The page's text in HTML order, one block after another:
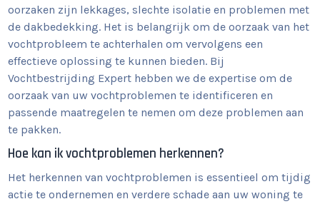
oorzaken zijn lekkages, slechte isolatie en problemen met
de dakbedekking. Het is belangrijk om de oorzaak van het
vochtprobleem te achterhalen om vervolgens een
effectieve oplossing te kunnen bieden. Bij
Vochtbestrijding Expert hebben we de expertise om de
oorzaak van uw vochtproblemen te identificeren en
passende maatregelen te nemen om deze problemen aan
te pakken.
Hoe kan ik vochtproblemen herkennen?
Het herkennen van vochtproblemen is essentieel om tijdig
actie te ondernemen en verdere schade aan uw woning te